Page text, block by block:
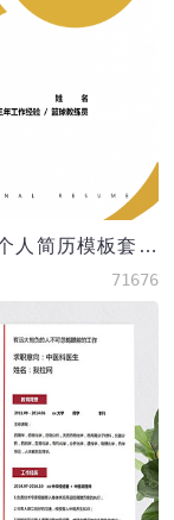
篮球教练个人简历模板套装
71676